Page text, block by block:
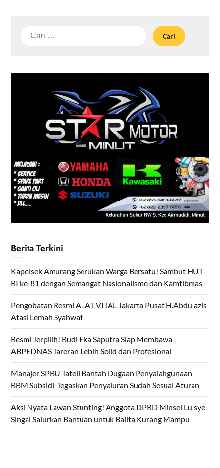
Cari
Berita Terkini
Kapolsek Amurang Serukan Warga Bersatu! Sambut HUT
RI ke-81 dengan Semangat Nasionalisme dan Kamtibmas
Pengobatan Resmi ALAT VITAL Jakarta Pusat H.Abdulazis
Atasi Lemah Syahwat
Resmi Terpilih! Budi Eka Saputra Siap Membawa
ABPEDNAS Tareran Lebih Solid dan Profesional
Manajer SPBU Tateli Bantah Dugaan Penyalahgunaan
BBM Subsidi, Tegaskan Penyaluran Sudah Sesuai Aturan
Aksi Nyata Lawan Stunting! Anggota DPRD Minsel Luisye
Singal Salurkan Bantuan untuk Balita Kurang Mampu